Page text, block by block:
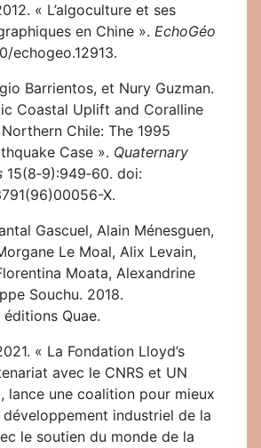
« L’algoculture et ses
en Chine ». EchoGéo
echogeo.12913.
Barrientos, et Nury Guzman.
Coastal Uplift and Coralline
Chile: The 1995
Case ». Quaternary
15(8‑9):949‑60. doi:
X.
Gascuel, Alain Ménesguen,
Le Moal, Alix Levain,
Moata, Alexandrine
Souchu. 2018.
éditions Quae.
« La Fondation Lloyd’s
avec le CNRS et UN
lance une coalition pour mieux
industriel de la
le soutien du monde de la